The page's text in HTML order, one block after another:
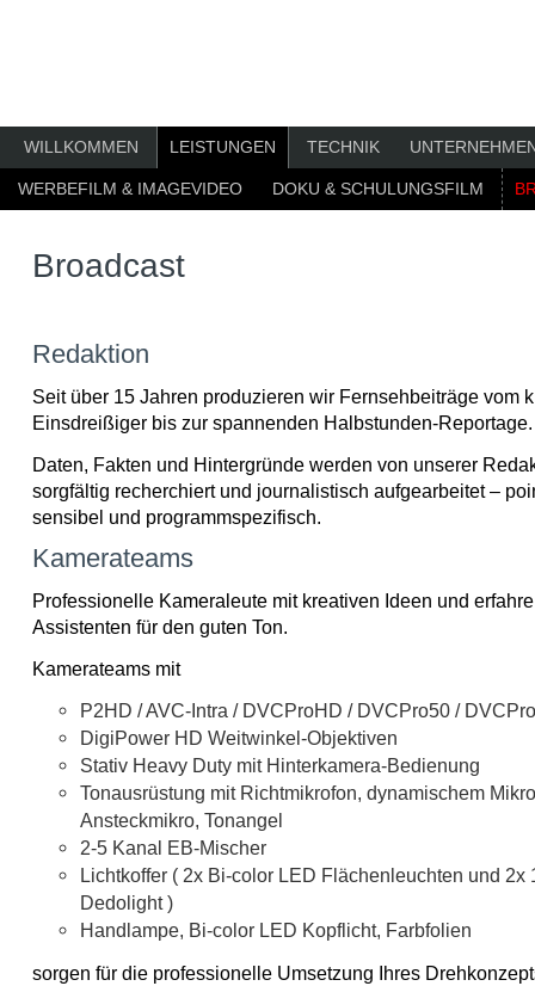
WILLKOMMEN LEISTUNGEN TECHNIK
WERBEFILM & IMAGEVIDEO DOKU & SCHULUNGSFILM
Broadcast
Redaktion
Seit über 15 Jahren produzieren wir Fernsehbeiträge vom
Einsdreißiger bis zur spannenden Halbstunden-Reportage.
Daten, Fakten und Hintergründe werden von unserer
sorgfältig recherchiert und journalistisch aufgearbeitet –
sensibel und programmspezifisch.
Kamerateams
Professionelle Kameraleute mit kreativen Ideen und
Assistenten für den guten Ton.
Kamerateams mit
P2HD / AVC-Intra / DVCProHD / DVCPro50 / DVCPro
DigiPower HD Weitwinkel-Objektiven
Stativ Heavy Duty mit Hinterkamera-Bedienung
Tonausrüstung mit Richtmikrofon, dynamischem
Ansteckmikro, Tonangel
2-5 Kanal EB-Mischer
Lichtkoffer ( 2x Bi-color LED Flächenleuchten und 2x
Dedolight )
Handlampe, Bi-color LED Kopflicht, Farbfolien
sorgen für die professionelle Umsetzung Ihres